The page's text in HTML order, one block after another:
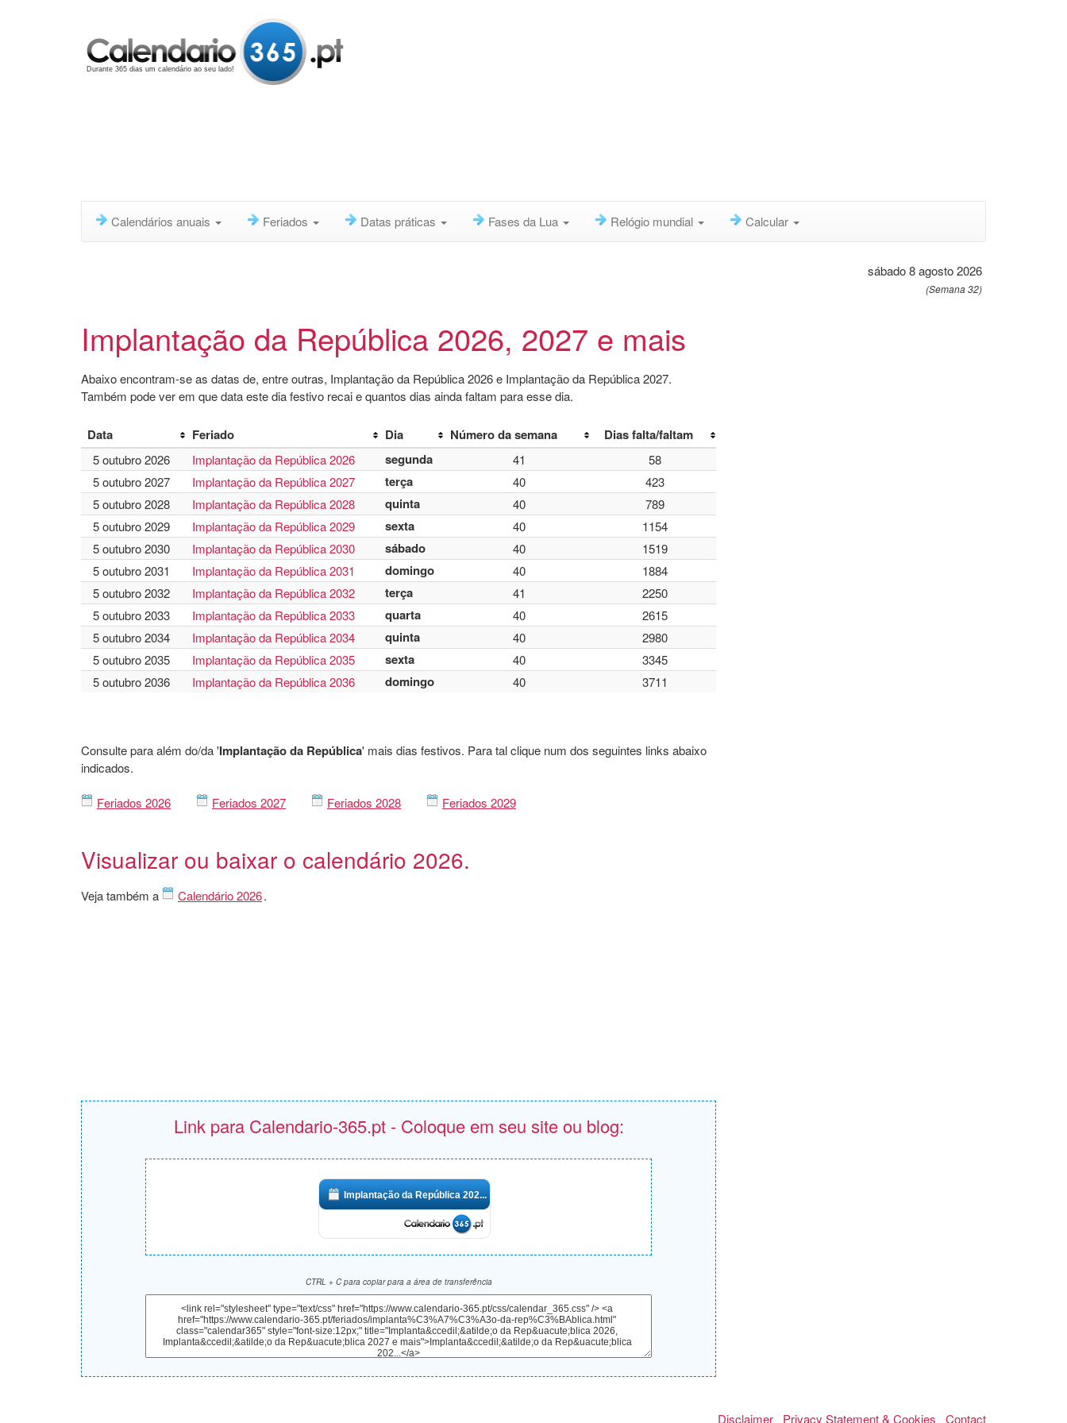
Durante 365 dias um calendário ao seu lado!
Calendários anuais Feriados Datas práticas Fases da Lua Relógio mundial Calcular
sábado 8 agosto 2026
(Semana 32)
Implantação da República 2026, 2027 e mais
Abaixo encontram-se as datas de, entre outras, Implantação da República 2026 e Implantação da República 2027.
Também pode ver em que data este dia festivo recai e quantos dias ainda faltam para esse dia.
Data Feriado Dia Número da semana Dias falta/faltam
5 outubro 2026 Implantação da República 2026 segunda 41
58
5 outubro 2027
Implantação da República 2027 terça 40
423
5 outubro 2028
Implantação da República 2028 quinta 40
789
5 outubro 2029
Implantação da República 2029 sexta 40
1154
5 outubro 2030
Implantação da República 2030 sábado 40
1519
5 outubro 2031
Implantação da República 2031 domingo 40
1884
5 outubro 2032
Implantação da República 2032 terça 41
2250
5 outubro 2033
Implantação da República 2033 quarta 40
2615
5 outubro 2034
Implantação da República 2034 quinta 40
2980
5 outubro 2035
Implantação da República 2035 sexta 40
3345
5 outubro 2036
Implantação da República 2036 domingo 40 3711
Consulte para além do/da 'Implantação da República' mais dias festivos. Para tal clique num dos seguintes links abaixo
indicados.
Feriados 2026 Feriados 2027 Feriados 2028 Feriados 2029
Visualizar ou baixar o calendário 2026.
Veja também a Calendário 2026.
Link para Calendario-365.pt - Coloque em seu site ou blog:
Implantação da República 202...
CTRL + C para copiar para a área de transferência
Disclaimer Privacy Statement & Cookies Contact